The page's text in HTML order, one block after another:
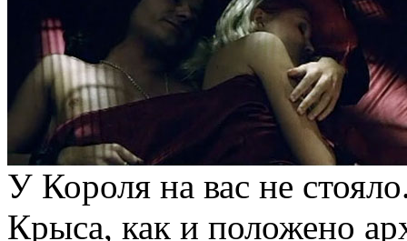
У Короля на вас не
Крыса, как и положено